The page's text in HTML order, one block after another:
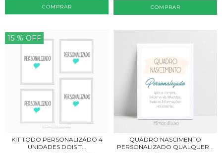
COMPRAR COMPRAR
15 % OFF
KIT TODO PERSONALIZADO 4
UNIDADES DOIS T...
QUADRO NASCIMENTO
PERSONALIZADO QUALQUER...